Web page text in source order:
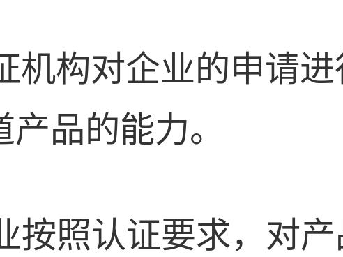
机构对企业的申请
品的能力。
按照认证要求，对